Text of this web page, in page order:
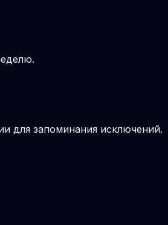
для запоминания исключений.